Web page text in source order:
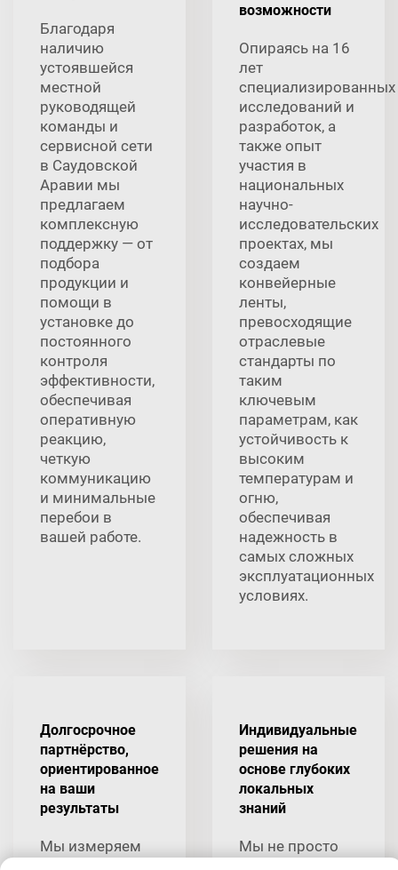
Благодаря
наличию
устоявшейся
местной
руководящей
команды и
сервисной сети
в Саудовской
Аравии мы
предлагаем
комплексную
поддержку — от
подбора
продукции и
помощи в
установке до
постоянного
контроля
эффективности,
обеспечивая
оперативную
реакцию,
четкую
коммуникацию
и минимальные
перебои в
вашей работе.
возможности
Опираясь на 16
лет
специализированных
исследований и
разработок, а
также опыт
участия в
национальных
научно-
исследовательских
проектах, мы
создаем
конвейерные
ленты,
превосходящие
отраслевые
стандарты по
таким
ключевым
параметрам, как
устойчивость к
высоким
температурам и
огню,
обеспечивая
надежность в
самых сложных
эксплуатационных
условиях.
Долгосрочное
партнёрство,
ориентированное
на ваши
результаты
Мы измеряем
Индивидуальные
решения на
основе глубоких
локальных
знаний
Мы не просто